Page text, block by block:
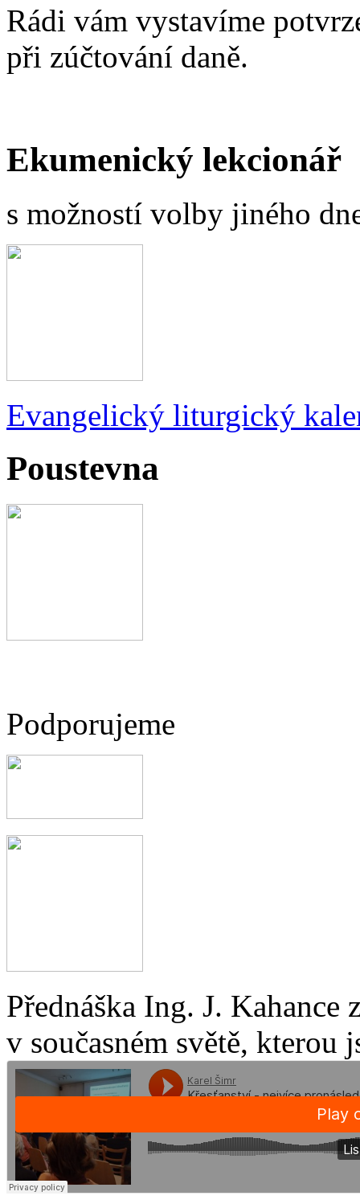
Rádi vám vystavíme
při zúčtování daně.
Ekumenický lekcionář
s možností volby jiného
Evangelický liturgický
Poustevna
Podporujeme
Přednáška Ing. J.
v současném světě, kterou